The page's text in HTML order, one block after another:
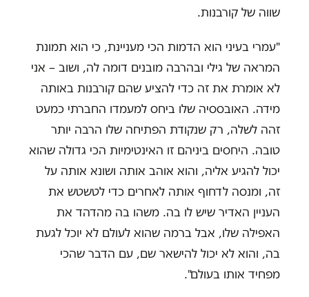
שווה של קורבנות.
"עמרי בעיני הוא הדמות הכי מעניינת, כי הוא תמונת
המראה של גילי ובהרבה מובנים דומה לה, ושוב – אני
לא אומרת את זה כדי להציע שהם קורבנות באותה
מידה. האובססיה שלו ביחס למעמדו החברתי כמעט
זהה לשלה, רק שנקודת הפתיחה שלו הרבה יותר
טובה. היחסים ביניהם זו האינטימיות הכי גדולה שהוא
יכול להגיע אליה, והוא אוהב אותה ושונא אותה על
זה, ומנסה לדחוף אותה לאחרים כדי לטשטש את
העניין האדיר שיש לו בה. משהו בה מהדהד את
האפילה שלו, אבל ברמה שהוא לעולם לא יוכל לגעת
בה, והוא לא יכול להישאר שם, עם הדבר שהכי
מפחיד אותו בעולם".